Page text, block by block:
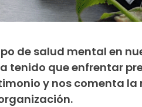
de salud mental en
tenido que enfrentar
y nos comenta